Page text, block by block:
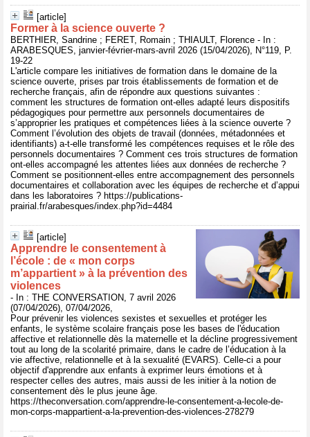
[article]
Former à la science ouverte ?
BERTHIER, Sandrine ; FERET, Romain ; THIAULT, Florence - In :
ARABESQUES, janvier-février-mars-avril 2026 (15/04/2026), N°119, P.
19-22
L'article compare les initiatives de formation dans le domaine de la
science ouverte, prises par trois établissements de formation et de
recherche français, afin de répondre aux questions suivantes :
comment les structures de formation ont-elles adapté leurs dispositifs
pédagogiques pour permettre aux personnels documentaires de
s’approprier les pratiques et compétences liées à la science ouverte ?
Comment l’évolution des objets de travail (données, métadonnées et
identifiants) a-t-elle transformé les compétences requises et le rôle des
personnels documentaires ? Comment ces trois structures de formation
ont-elles accompagné les attentes liées aux données de recherche ?
Comment se positionnent-elles entre accompagnement des personnels
documentaires et collaboration avec les équipes de recherche et d’appui
dans les laboratoires ? https://publications-
prairial.fr/arabesques/index.php?id=4484
[article]
Apprendre le consentement à
l’école : de « mon corps
m’appartient » à la prévention des
violences
- In : THE CONVERSATION, 7 avril 2026
(07/04/2026), 07/04/2026,
Pour prévenir les violences sexistes et sexuelles et protéger les
enfants, le système scolaire français pose les bases de l'éducation
affective et relationnelle dès la maternelle et la décline progressivement
tout au long de la scolarité primaire, dans le cadre de l’éducation à la
vie affective, relationnelle et à la sexualité (EVARS). Celle-ci a pour
objectif d'apprendre aux enfants à exprimer leurs émotions et à
respecter celles des autres, mais aussi de les initier à la notion de
consentement dès le plus jeune âge.
https://theconversation.com/apprendre-le-consentement-a-lecole-de-
mon-corps-mappartient-a-la-prevention-des-violences-278279